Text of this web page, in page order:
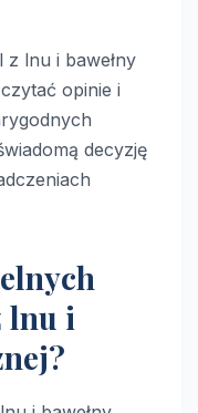
lnu i bawełny
opinie i
decyzję
lnu i